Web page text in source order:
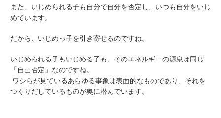
また、いじめられる子も自分で自分を否定し、いつも自分をいじ
めています。
だから、いじめっ子を引き寄せるのですね。
いじめられる子もいじめる子も、そのエネルギーの源泉は同じ
「自己否定」なのですね。
ワシらが見ているあらゆる事象は表面的なものであり、それを
つくりだしているものが奥に潜んでいます。